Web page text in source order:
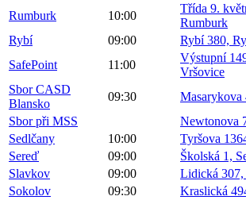
Rumburk
10:00
Třída 9.
Rumburk
Rybí
09:00
Rybí 380,
SafePoint
11:00
Výstupní
Vršovice
Sbor CASD
Blansko
09:30
Masarykova
Sbor při MSS
Newtonova
Sedlčany
10:00
Tyršova
Sereď
09:00
Školská 1,
Slavkov
09:00
Lidická
Sokolov
09:30
Kraslická